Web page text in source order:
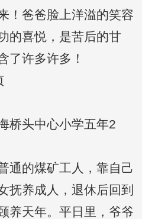
！爸爸脸上洋溢的笑容
的喜悦，是苦后的甘
许多许多！
头中心小学五年2
的煤矿工人，靠自己
抚养成人，退休后回到
养天年。平日里，爷爷